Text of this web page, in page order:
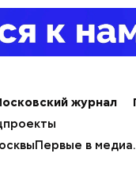
журнал
Первые в
чтобы